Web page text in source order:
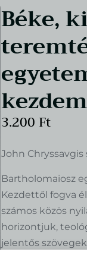
Béke,
3.200 Ft
John
Bartholomaiosz
Kezdettől fogva
számos közös
horizontjuk,
jelentős